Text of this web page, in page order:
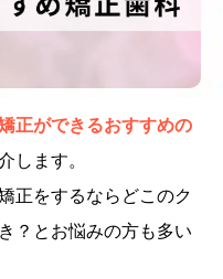
正ができるおすすめの
します。
正をするならどこのク
？とお悩みの方も多い